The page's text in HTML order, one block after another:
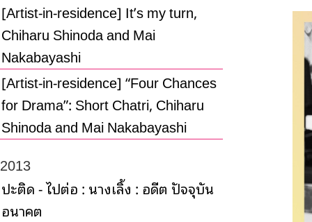
[Artist-in-residence] It’s my turn,
Chiharu Shinoda and Mai
Nakabayashi
[Artist-in-residence] “Four Chances
for Drama”: Short Chatri, Chiharu
Shinoda and Mai Nakabayashi
2013
ปะติด - ไปต่อ : นางเลิ้ง : อดีต ปัจจุบัน
อนาคต